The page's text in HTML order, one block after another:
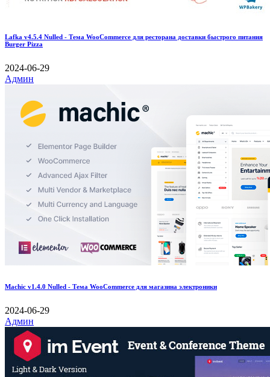
Lafka v4.5.4 Nulled - Тема WooCommerce для ресторана доставки быстрого питания
Burger Pizza
2024-06-29
Админ
Machic v1.4.0 Nulled - Тема WooCommerce для магазина электроники
2024-06-29
Админ